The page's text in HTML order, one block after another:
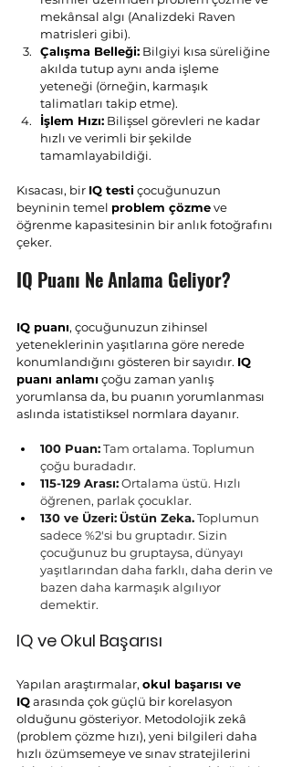
mekânsal algı (Analizdeki Raven
matrisleri gibi).
Çalışma Belleği: Bilgiyi kısa süreliğine
akılda tutup aynı anda işleme
yeteneği (örneğin, karmaşık
talimatları takip etme).
İşlem Hızı: Bilişsel görevleri ne kadar
hızlı ve verimli bir şekilde
tamamlayabildiği.
Kısacası, bir IQ testi çocuğunuzun
beyninin temel problem çözme ve
öğrenme kapasitesinin bir anlık fotoğrafını
çeker.
IQ Puanı Ne Anlama Geliyor?
IQ puanı, çocuğunuzun zihinsel
yeteneklerinin yaşıtlarına göre nerede
konumlandığını gösteren bir sayıdır. IQ
puanı anlamı çoğu zaman yanlış
yorumlansa da, bu puanın yorumlanması
aslında istatistiksel normlara dayanır.
100 Puan: Tam ortalama. Toplumun
çoğu buradadır.
115-129 Arası: Ortalama üstü. Hızlı
öğrenen, parlak çocuklar.
130 ve Üzeri: Üstün Zeka. Toplumun
sadece %2'si bu gruptadır. Sizin
çocuğunuz bu gruptaysa, dünyayı
yaşıtlarından daha farklı, daha derin ve
bazen daha karmaşık algılıyor
demektir.
IQ ve Okul Başarısı
Yapılan araştırmalar, okul başarısı ve
IQ arasında çok güçlü bir korelasyon
olduğunu gösteriyor. Metodolojik zekâ
(problem çözme hızı), yeni bilgileri daha
hızlı özümsemeye ve sınav stratejilerini